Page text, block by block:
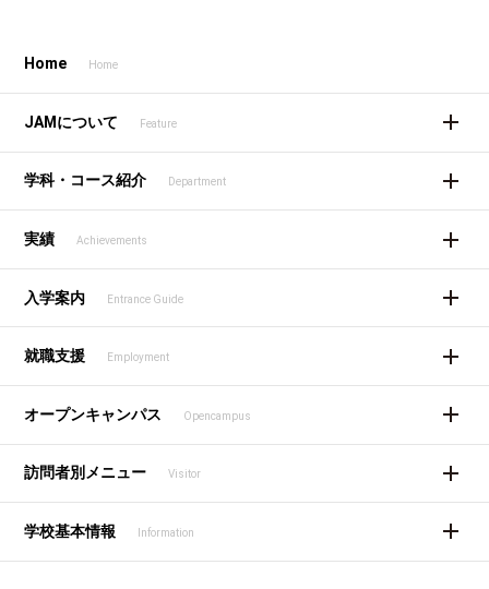
Home Home
JAMについて Feature
学科・コース紹介 Department
実績 Achievements
入学案内 Entrance Guide
就職支援 Employment
オープンキャンパス Opencampus
訪問者別メニュー Visitor
学校基本情報 Information